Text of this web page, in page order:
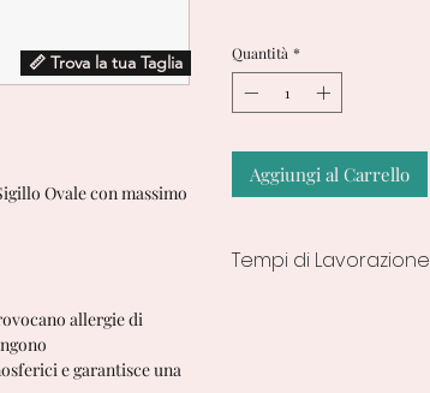
Ovale con massimo
allergie di
e garantisce una
Quantità *
Aggiungi al Carrello
Tempi di Lavorazione
📏 Trova la tua Taglia